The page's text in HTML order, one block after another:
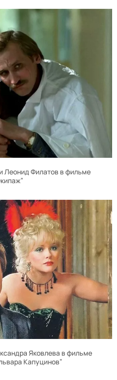
Леонид Филатов в фильме
Яковлева в фильме
Капуцинов”